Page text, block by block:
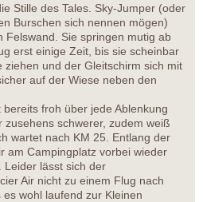
Stille des Tales. Sky-Jumper (oder
Burschen sich nennen mögen)
Felswand. Sie springen mutig ab
erst einige Zeit, bis sie scheinbar
ziehen und der Gleitschirm sich mit
auf der Wiese neben den
froh über jede Ablenkung
schwerer, zudem weiß
wartet nach KM 25. Entlang der
am Campingplatz vorbei wieder
Leider lässt sich der
Air nicht zu einem Flug nach
wohl laufend zur Kleinen